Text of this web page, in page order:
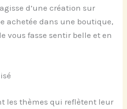
d’une création sur
achetée dans une boutique,
vous fasse sentir belle et en
les thèmes qui reflètent leur